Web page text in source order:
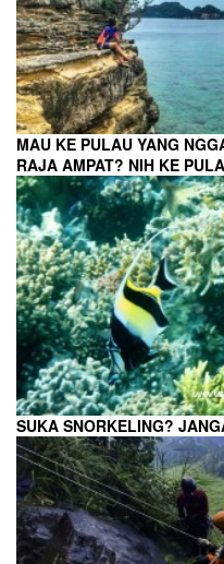
MAU KE PULAU YANG
RAJA AMPAT? NIH KE
SUKA SNORKELING?